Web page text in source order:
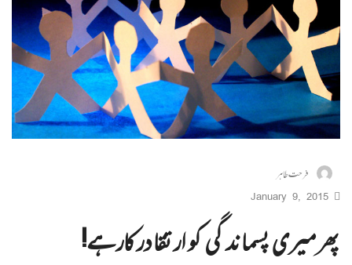
فرحت طاہر
January 9, 2015
پھر میری پسماندگی کو ارتقا درکارہے!